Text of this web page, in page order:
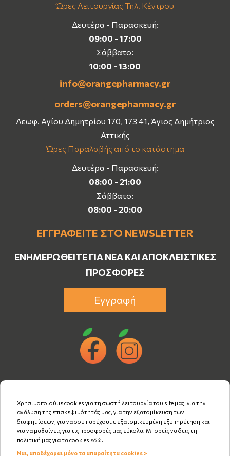
Ώρες Λειτουργίας Τηλ. Κέντρου
Δευτέρα - Παρασκευή:
09:00 - 17:00
Σάββατο:
10:00 - 13:00
info@orangepharmacy.gr
orders@orangepharmacy.gr
Λεωφ. Αγίου Δημητρίου 170, 173 41, Άγιος Δημήτριος
Αττικής
Ώρες Παραλαβής από το κατάστημα
Δευτέρα - Παρασκευή:
08:00 - 21:00
Σάββατο:
08:00 - 20:00
ΕΓΓΡΑΦΕΊΤΕ ΣΤΟ NEWSLETTER
ΕΝΗΜΕΡΩΘΕΊΤΕ ΓΙΑ ΝΈΑ ΚΑΙ ΑΠΟΚΛΕΙΣΤΙΚΈΣ
ΠΡΟΣΦΟΡΈΣ
Εγγραφή
Χρησιμοποιούμε cookies για τη σωστή λειτουργία του site μας, για την
ανάλυση της επισκεψιμότητάς μας, για την εξατομίκευση των
διαφημίσεων, για να σου παρέχουμε εξατομικευμένη εξυπηρέτηση και
για να μαθαίνεις για τις προσφορές μας εύκολα! Μπορείς να δεις τη
πολιτική μας για τα cookies εδώ.
Ναι, αποδέχομαι μόνο τα απαραίτητα cookies >